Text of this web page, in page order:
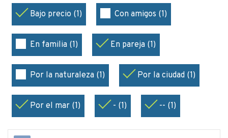
Bajo precio (1) Con amigos (1)
En familia (1) En pareja (1)
Por la naturaleza (1) Por la ciudad (1)
Por el mar (1) - (1) -- (1)